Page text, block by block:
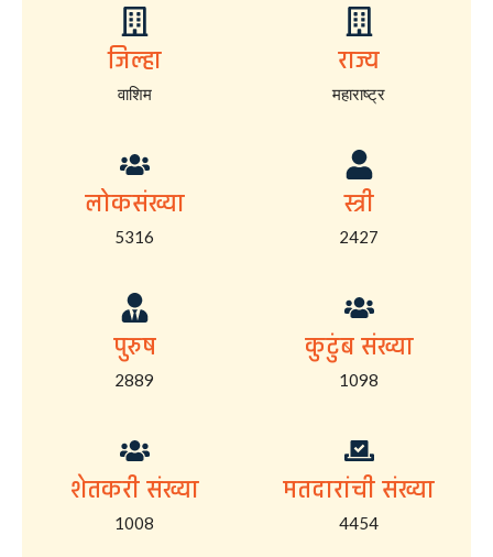
जिल्हा
वाशिम
राज्य
महाराष्ट्र
लोकसंख्या
5316
स्त्री
2427
पुरुष
2889
कुटुंब संख्या
1098
शेतकरी संख्या
1008
मतदारांची संख्या
4454